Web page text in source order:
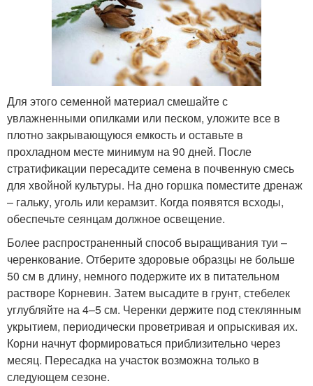
Для этого семенной материал смешайте с
увлажненными опилками или песком, уложите все в
плотно закрывающуюся емкость и оставьте в
прохладном месте минимум на 90 дней. После
стратификации пересадите семена в почвенную смесь
для хвойной культуры. На дно горшка поместите дренаж
– гальку, уголь или керамзит. Когда появятся всходы,
обеспечьте сеянцам должное освещение.
Более распространенный способ выращивания туи –
черенкование. Отберите здоровые образцы не больше
50 см в длину, немного подержите их в питательном
растворе Корневин. Затем высадите в грунт, стебелек
углубляйте на 4–5 см. Черенки держите под стеклянным
укрытием, периодически проветривая и опрыскивая их.
Корни начнут формироваться приблизительно через
месяц. Пересадка на участок возможна только в
следующем сезоне.